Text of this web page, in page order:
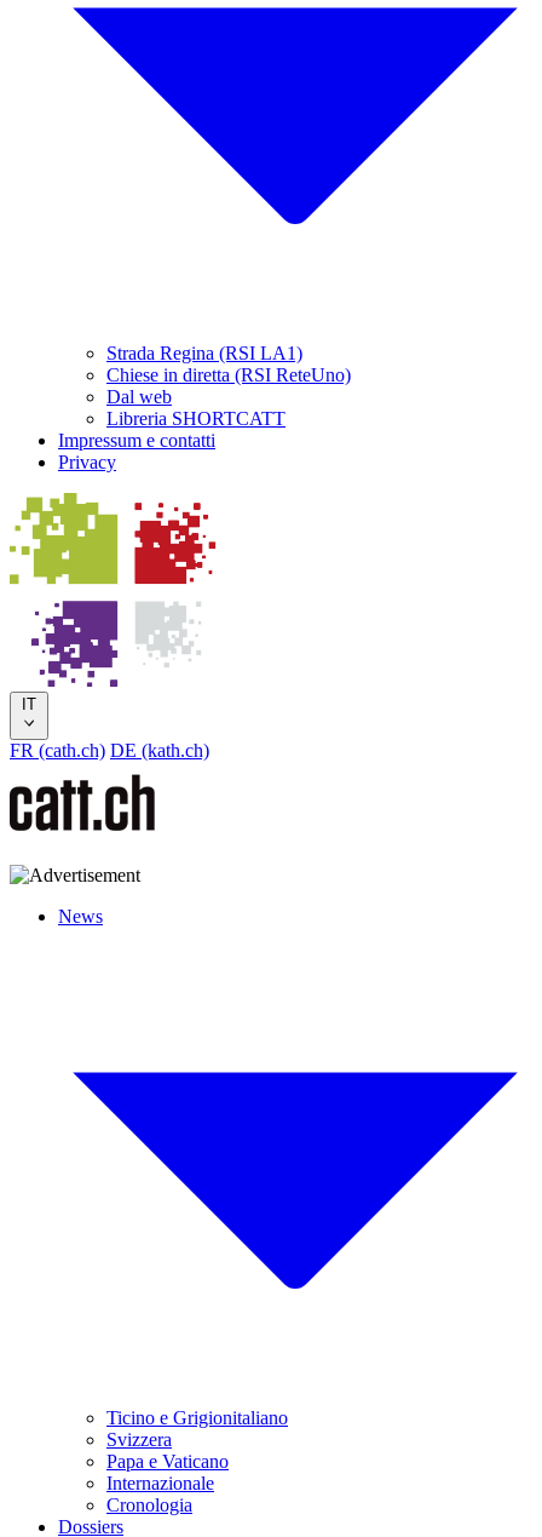
Strada Regina (RSI LA1)
Chiese in diretta (RSI ReteUno)
Dal web
Libreria SHORTCATT
Impressum e contatti
Privacy
IT
FR (cath.ch) DE (kath.ch)
News
Ticino e Grigionitaliano
Svizzera
Papa e Vaticano
Internazionale
Cronologia
Dossiers